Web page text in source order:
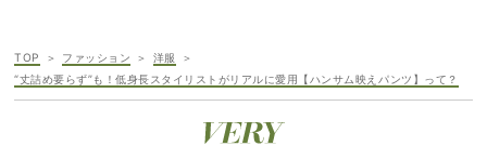
TOP ファッション
洋服
“丈詰め要らず”も！低身長スタイリストがリアルに愛用【ハンサム映えパンツ】って？